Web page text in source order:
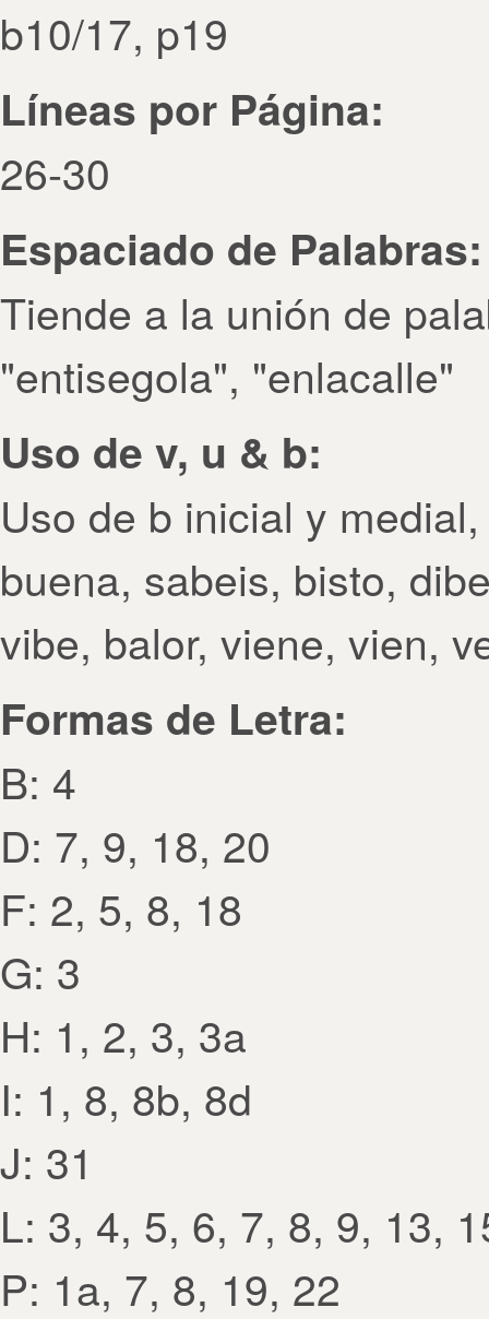
b10/17, p19
Líneas por Página:
26-30
Espaciado de Palabras:
Tiende a la unión de
"entisegola", "enlacalle"
Uso de v, u & b:
Uso de b inicial y
buena, sabeis, bisto,
vibe, balor, viene, vien,
Formas de Letra:
B: 4
D: 7, 9, 18, 20
F: 2, 5, 8, 18
G: 3
H: 1, 2, 3, 3a
I: 1, 8, 8b, 8d
J: 31
L: 3, 4, 5, 6, 7, 8, 9, 13,
P: 1a, 7, 8, 19, 22